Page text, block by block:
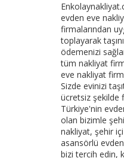
evden eve
firmalarından
toplayarak
ödemenizi
tüm nakliyat
eve nakliyat
Sizde evinizi
ücretsiz şekilde
Türkiye'nin
olan bizimle
nakliyat, şehir
asansörlü
bizi tercih edin,